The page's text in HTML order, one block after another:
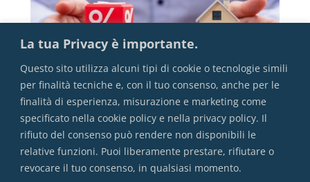
La tua Privacy è importante.
Questo sito utilizza alcuni tipi di cookie o tecnologie simili
per finalità tecniche e, con il tuo consenso, anche per le
finalità di esperienza, misurazione e marketing come
specificato nella cookie policy e nella privacy policy. Il
rifiuto del consenso può rendere non disponibili le
relative funzioni. Puoi liberamente prestare, rifiutare o
revocare il tuo consenso, in qualsiasi momento.
Mutuo: Fisso o Variabile?